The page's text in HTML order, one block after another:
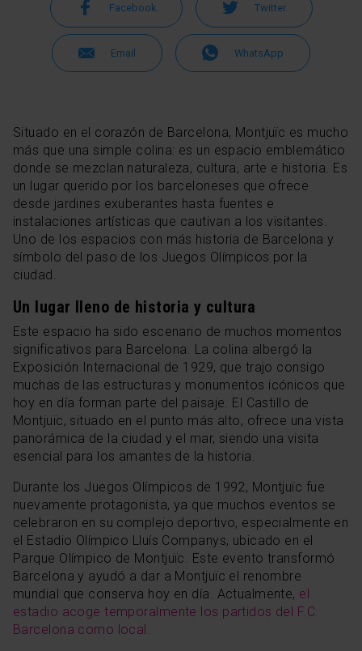
Facebook Twitter
Email WhatsApp
Situado en el corazón de Barcelona, Montjuïc es mucho
más que una simple colina: es un espacio emblemático
donde se mezclan naturaleza, cultura, arte e historia. Es
un lugar querido por los barceloneses que ofrece
desde jardines exuberantes hasta fuentes e
instalaciones artísticas que cautivan a los visitantes.
Uno de los espacios con más historia de Barcelona y
símbolo del paso de los Juegos Olímpicos por la
ciudad.
Un lugar lleno de historia y cultura
Este espacio ha sido escenario de muchos momentos
significativos para Barcelona. La colina albergó la
Exposición Internacional de 1929, que trajo consigo
muchas de las estructuras y monumentos icónicos que
hoy en día forman parte del paisaje. El Castillo de
Montjuïc, situado en el punto más alto, ofrece una vista
panorámica de la ciudad y el mar, siendo una visita
esencial para los amantes de la historia.
Durante los Juegos Olímpicos de 1992, Montjuïc fue
nuevamente protagonista, ya que muchos eventos se
celebraron en su complejo deportivo, especialmente en
el Estadio Olímpico Lluís Companys, ubicado en el
Parque Olímpico de Montjuïc. Este evento transformó
Barcelona y ayudó a dar a Montjuïc el renombre
mundial que conserva hoy en día. Actualmente, el
estadio acoge temporalmente los partidos del F.C.
Barcelona como local.